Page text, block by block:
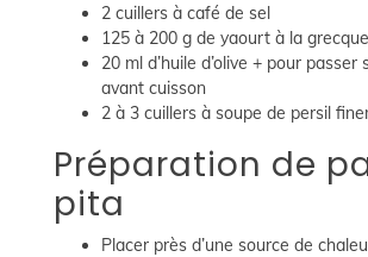
2 cuillers à café de sel
125 à 200 g de yaourt à la
20 ml d’huile d’olive + pour passer
avant cuisson
2 à 3 cuillers à soupe de persil
Préparation de
pita
Placer près d’une source de